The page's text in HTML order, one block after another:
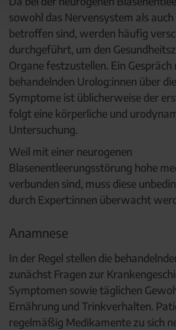
sowohl das Nervensystem als auch
betroffen sind, werden häufig
durchgeführt, um den
Organe festzustellen. Ein Gespräch
behandelnden Urolog:innen über
Symptome ist üblicherweise der
folgt eine körperliche und
Untersuchung.
Weil mit einer neurogenen
Blasenentleerungsstörung hohe
verbunden sind, muss diese
durch Expert:innen überwacht
Anamnese
In der Regel stellen die
zunächst Fragen zur
Symptomen sowie täglichen
Ernährung und Trinkverhalten.
regelmäßig Medikamente zu sich